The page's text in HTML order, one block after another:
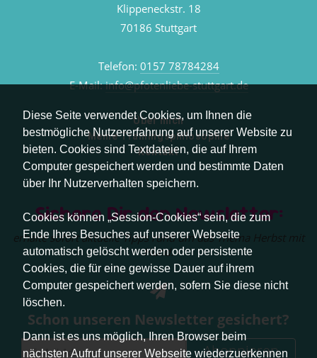
Diese Seite verwendet Cookies, um Ihnen die
bestmögliche Nutzererfahrung auf unserer Website zu
bieten. Cookies sind Textdateien, die auf Ihrem
Computer gespeichert werden und bestimmte Daten
über Ihr Nutzerverhalten speichern.
Cookies können „Session-Cookies“ sein, die zum
Ende Ihres Besuches auf unserer Webseite
automatisch gelöscht werden oder persistente
Cookies, die für eine gewisse Dauer auf ihrem
Computer gespeichert werden, sofern Sie diese nicht
löschen.
Dann ist es uns möglich, Ihren Browser beim
nächsten Aufruf unserer Webseite wiederzuerkennen
Klippeneckstr. 18
70186 Stuttgart
Telefon: 0157 78784284
E-Mail:info@pfotenliebe-stuttgart.de
Über mich
Meine Trainingsphilosophie
Kontakt
Sichere Dir den Newsletter:
erhalte sofort aktuelle Tipps rund um das Thema Herbst mit
Hund.
Schon unseren Newsletter gesichert?
Abonnieren